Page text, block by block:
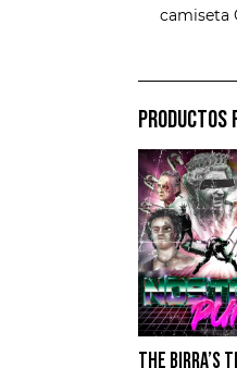
camiseta
PRODUCTOS